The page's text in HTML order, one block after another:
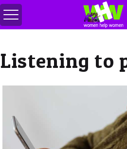
Перемкнути
меню
Listening to